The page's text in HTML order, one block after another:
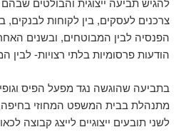
להגיש תביעה ייצוגית והבולטים שבהם
צרכנים לעסקים, בין לקוחות לבנקים,
הפנסיה לבין המבוטחים, ובשנים
הודעות פרסומיות בלתי רצויות- לבין
בתביעה שהוגשה נגד מפעל הפיס
מתנהלת בבית המשפט המחוזי
לשני תובעים ייצוגיים לייצג קבוצה